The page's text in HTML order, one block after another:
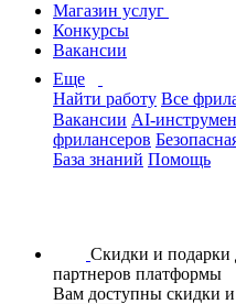
Магазин услуг
Конкурсы
Вакансии
Еще
Найти работу Все
Вакансии AI-
фрилансеров
База знаний Помощь
Скидки и подарки
партнеров платформы
Вам доступны скидки